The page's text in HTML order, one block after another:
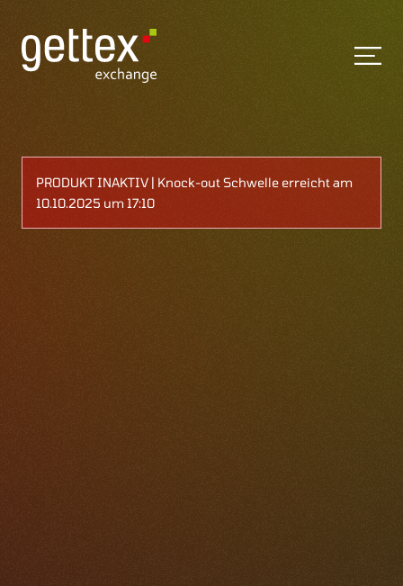
PRODUKT INAKTIV | Knock-out Schwelle erreicht am
10.10.2025 um 17:10